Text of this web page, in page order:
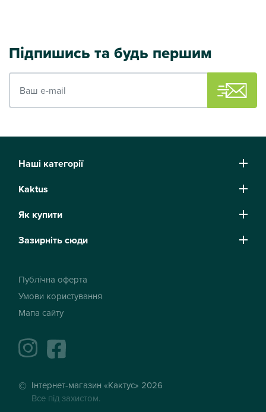
Підпишись та будь першим
Наші категорії
Kaktus
Як купити
Зазирніть сюди
Публічна оферта
Умови користування
Мапа сайту
instagramfacebook
Інтернет-магазин «Кактус» 2026
Все під захистом.